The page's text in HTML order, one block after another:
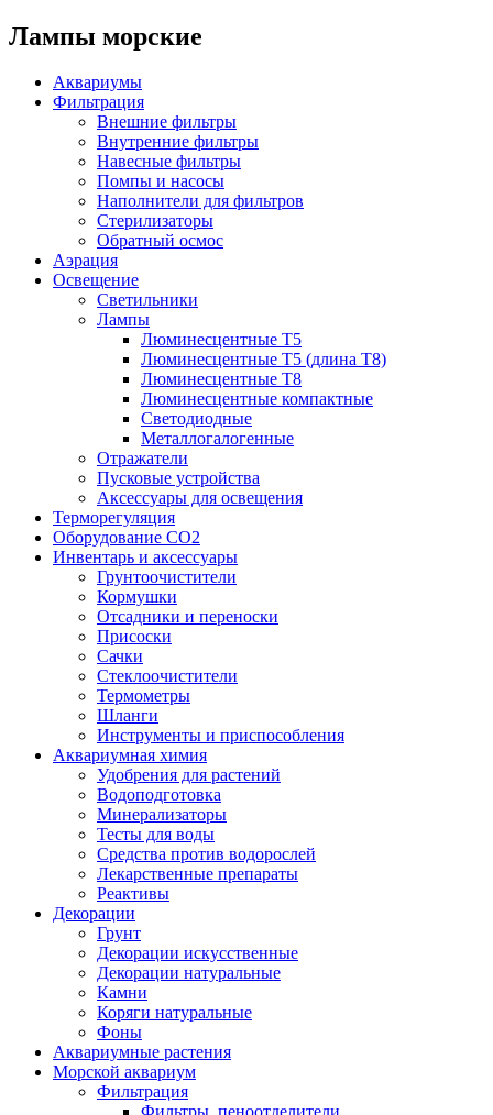
Лампы морские
Аквариумы
Фильтрация
Внешние фильтры
Внутренние фильтры
Навесные фильтры
Помпы и насосы
Наполнители для фильтров
Стерилизаторы
Обратный осмос
Аэрация
Освещение
Светильники
Лампы
Люминесцентные T5
Люминесцентные T5 (длина T8)
Люминесцентные T8
Люминесцентные компактные
Светодиодные
Металлогалогенные
Отражатели
Пусковые устройства
Аксессуары для освещения
Терморегуляция
Оборудование CO2
Инвентарь и аксессуары
Грунтоочистители
Кормушки
Отсадники и переноски
Присоски
Сачки
Стеклоочистители
Термометры
Шланги
Инструменты и приспособления
Аквариумная химия
Удобрения для растений
Водоподготовка
Минерализаторы
Тесты для воды
Средства против водорослей
Лекарственные препараты
Реактивы
Декорации
Грунт
Декорации искусственные
Декорации натуральные
Камни
Коряги натуральные
Фоны
Аквариумные растения
Морской аквариум
Фильтрация